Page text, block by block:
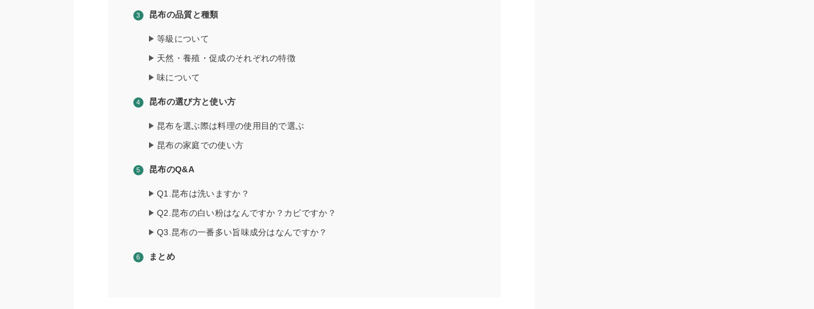
昆布の品質と種類
等級について
天然・養殖・促成のそれぞれの特徴
味について
昆布の選び方と使い方
昆布を選ぶ際は料理の使用目的で選ぶ
昆布の家庭での使い方
昆布のQ&A
Q1.昆布は洗いますか？
Q2.昆布の白い粉はなんですか？カビですか？
Q3.昆布の一番多い旨味成分はなんですか？
まとめ